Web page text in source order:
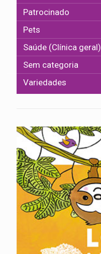
Patrocinado
Pets
Saúde (Clínica geral)
Sem categoria
Variedades